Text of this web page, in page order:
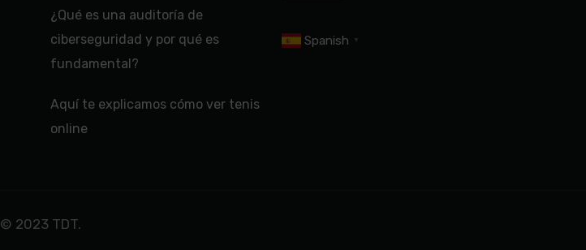
¿Qué es una auditoría de
ciberseguridad y por qué es
fundamental?
Aquí te explicamos cómo ver tenis
online
Spanish ▼
© 2023 TDT.